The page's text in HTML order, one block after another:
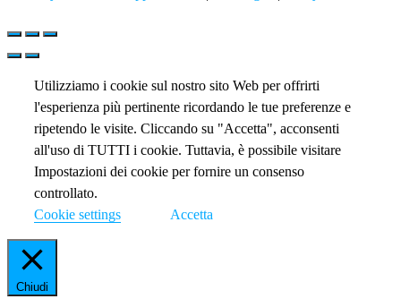
Utilizziamo i cookie sul nostro sito Web per offrirti
l'esperienza più pertinente ricordando le tue preferenze e
ripetendo le visite. Cliccando su "Accetta", acconsenti
all'uso di TUTTI i cookie. Tuttavia, è possibile visitare
Impostazioni dei cookie per fornire un consenso
controllato.
Cookie settings
Accetta
Chiudi